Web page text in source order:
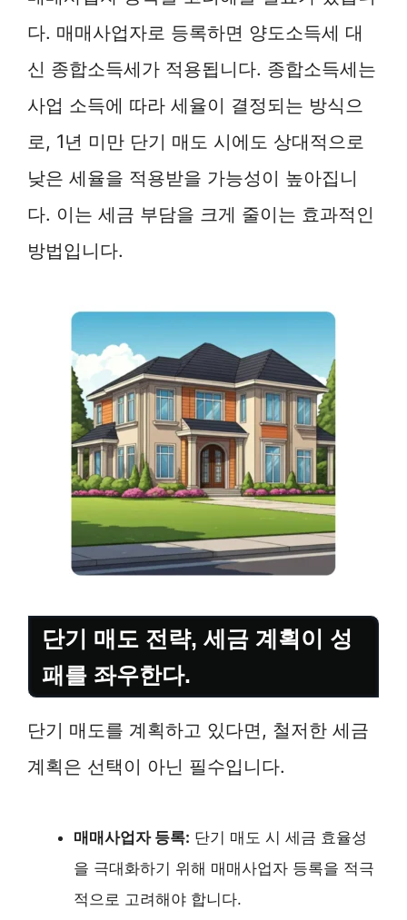
다. 매매사업자로 등록하면 양도소득세 대
신 종합소득세가 적용됩니다. 종합소득세는
사업 소득에 따라 세율이 결정되는 방식으
로, 1년 미만 단기 매도 시에도 상대적으로
낮은 세율을 적용받을 가능성이 높아집니
다. 이는 세금 부담을 크게 줄이는 효과적인
방법입니다.
단기 매도 전략, 세금 계획이 성
패를 좌우한다.
단기 매도를 계획하고 있다면, 철저한 세금
계획은 선택이 아닌 필수입니다.
매매사업자 등록: 단기 매도 시 세금 효율성
을 극대화하기 위해 매매사업자 등록을 적극
적으로 고려해야 합니다.